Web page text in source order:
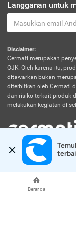
Beranda
Langganan untuk
Disclaimer:
Cermati merupakan
OJK. Oleh karena itu,
ditawarkan bukan
diterbitkan oleh Cermati
dan risiko terkait produk
melakukan kegiatan di
© 2026 Cermati. All